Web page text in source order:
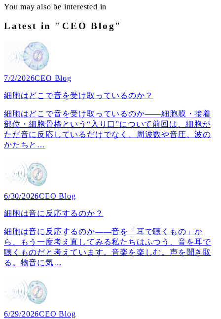
You may also be interested in
Latest in "CEO Blog"
7/2/2026CEO Blog
細胞はどこで音を受け取っているのか？
細胞はどこで音を受け取っているのか――細胞膜・接着
部位・細胞骨格という“入り口”について前回は、細胞が
ただ音に反応しているだけでなく、周波数や音圧、波の
かたちと …
6/30/2026CEO Blog
細胞は音に反応するのか？
細胞は音に反応するのか――音を「耳で聴くもの」か
ら、もう一度考え直してみる私たちはふつう、音を耳で
聴くものだと考えています。音楽を楽しむ。声を聞き取
る。物音に気…
6/29/2026CEO Blog